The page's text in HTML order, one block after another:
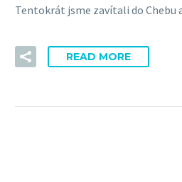
Tentokrát jsme zavítali do Chebu
READ MORE